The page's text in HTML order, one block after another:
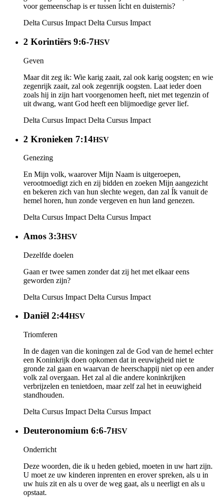
voor gemeenschap is er tussen licht en duisternis?
Delta Cursus Impact Delta Cursus Impact
2 Korintiërs 9:6-7HSV
Geven
Maar dit zeg ik: Wie karig zaait, zal ook karig oogsten; en wie
zegenrijk zaait, zal ook zegenrijk oogsten. Laat ieder doen
zoals hij in zijn hart voorgenomen heeft, niet met tegenzin of
uit dwang, want God heeft een blijmoedige gever lief.
Delta Cursus Impact Delta Cursus Impact
2 Kronieken 7:14HSV
Genezing
En Mijn volk, waarover Mijn Naam is uitgeroepen,
verootmoedigt zich en zij bidden en zoeken Mijn aangezicht
en bekeren zich van hun slechte wegen, dan zal Ík vanuit de
hemel horen, hun zonde vergeven en hun land genezen.
Delta Cursus Impact Delta Cursus Impact
Amos 3:3HSV
Dezelfde doelen
Gaan er twee samen zonder dat zij het met elkaar eens
geworden zijn?
Delta Cursus Impact Delta Cursus Impact
Daniël 2:44HSV
Triomferen
In de dagen van die koningen zal de God van de hemel echter
een Koninkrijk doen opkomen dat in eeuwigheid niet te
gronde zal gaan en waarvan de heerschappij niet op een ander
volk zal overgaan. Het zal al die andere koninkrijken
verbrijzelen en tenietdoen, maar zelf zal het in eeuwigheid
standhouden.
Delta Cursus Impact Delta Cursus Impact
Deuteronomium 6:6-7HSV
Onderricht
Deze woorden, die ik u heden gebied, moeten in uw hart zijn.
U moet ze uw kinderen inprenten en erover spreken, als u in
uw huis zit en als u over de weg gaat, als u neerligt en als u
opstaat.